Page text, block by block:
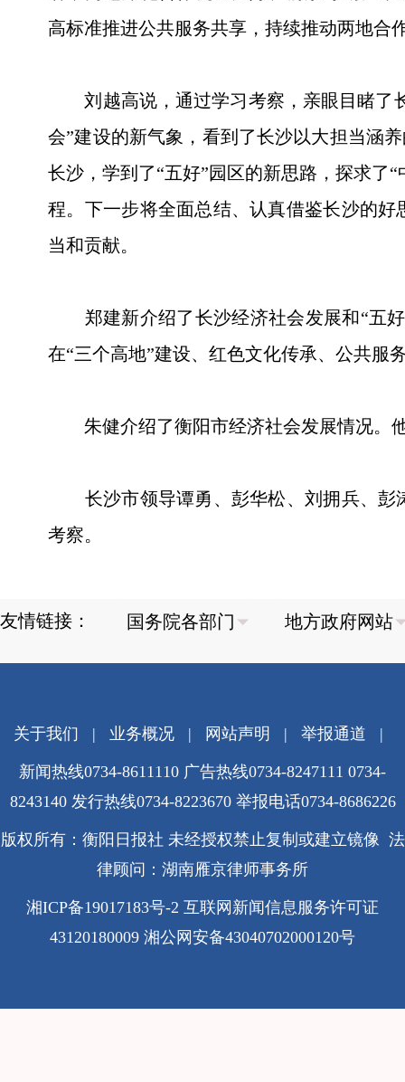
高标准推进公共服务共享，持续推动两地合
刘越高说，通过学习考察，亲眼目睹了长
会”建设的新气象，看到了长沙以大担当涵
长沙，学到了“五好”园区的新思路，探求了
程。下一步将全面总结、认真借鉴长沙的
当和贡献。
郑建新介绍了长沙经济社会发展和“五好
在“三个高地”建设、红色文化传承、公共服
朱健介绍了衡阳市经济社会发展情况。他
长沙市领导谭勇、彭华松、刘拥兵、彭
考察。
友情链接：
关于我们 | 业务概况| 网站声明 | 举报通道 |
新闻热线0734-8611110 广告热线0734-8247111 0734-
8243140 发行热线0734-8223670 举报电话0734-8686226
版权所有：衡阳日报社 未经授权禁止复制或建立镜像 法
律顾问：湖南雁京律师事务所
湘ICP备19017183号-2 互联网新闻信息服务许可证
43120180009 湘公网安备43040702000120号